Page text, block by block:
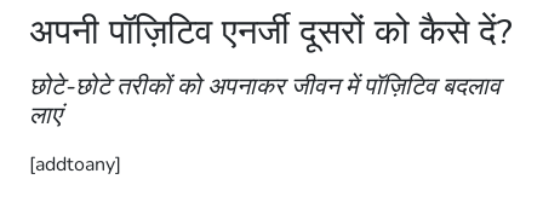
अपनी पॉज़िटिव एनर्जी दूसरों को कैसे दें?
छोटे-छोटे तरीकों को अपनाकर जीवन में पॉज़िटिव बदलाव
लाएं
[addtoany]